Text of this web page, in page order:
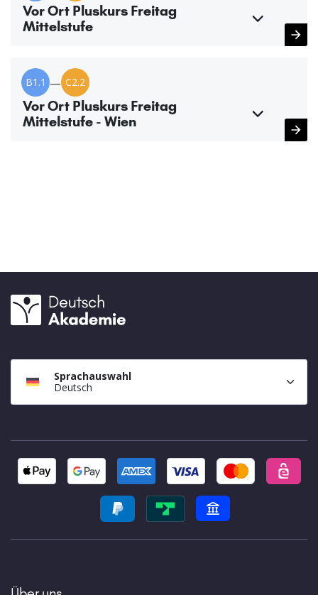
Vor Ort Pluskurs Freitag
Mittelstufe
B1.1 — C2.2
Vor Ort Pluskurs Freitag
Mittelstufe - Wien
Sprachauswahl
Deutsch